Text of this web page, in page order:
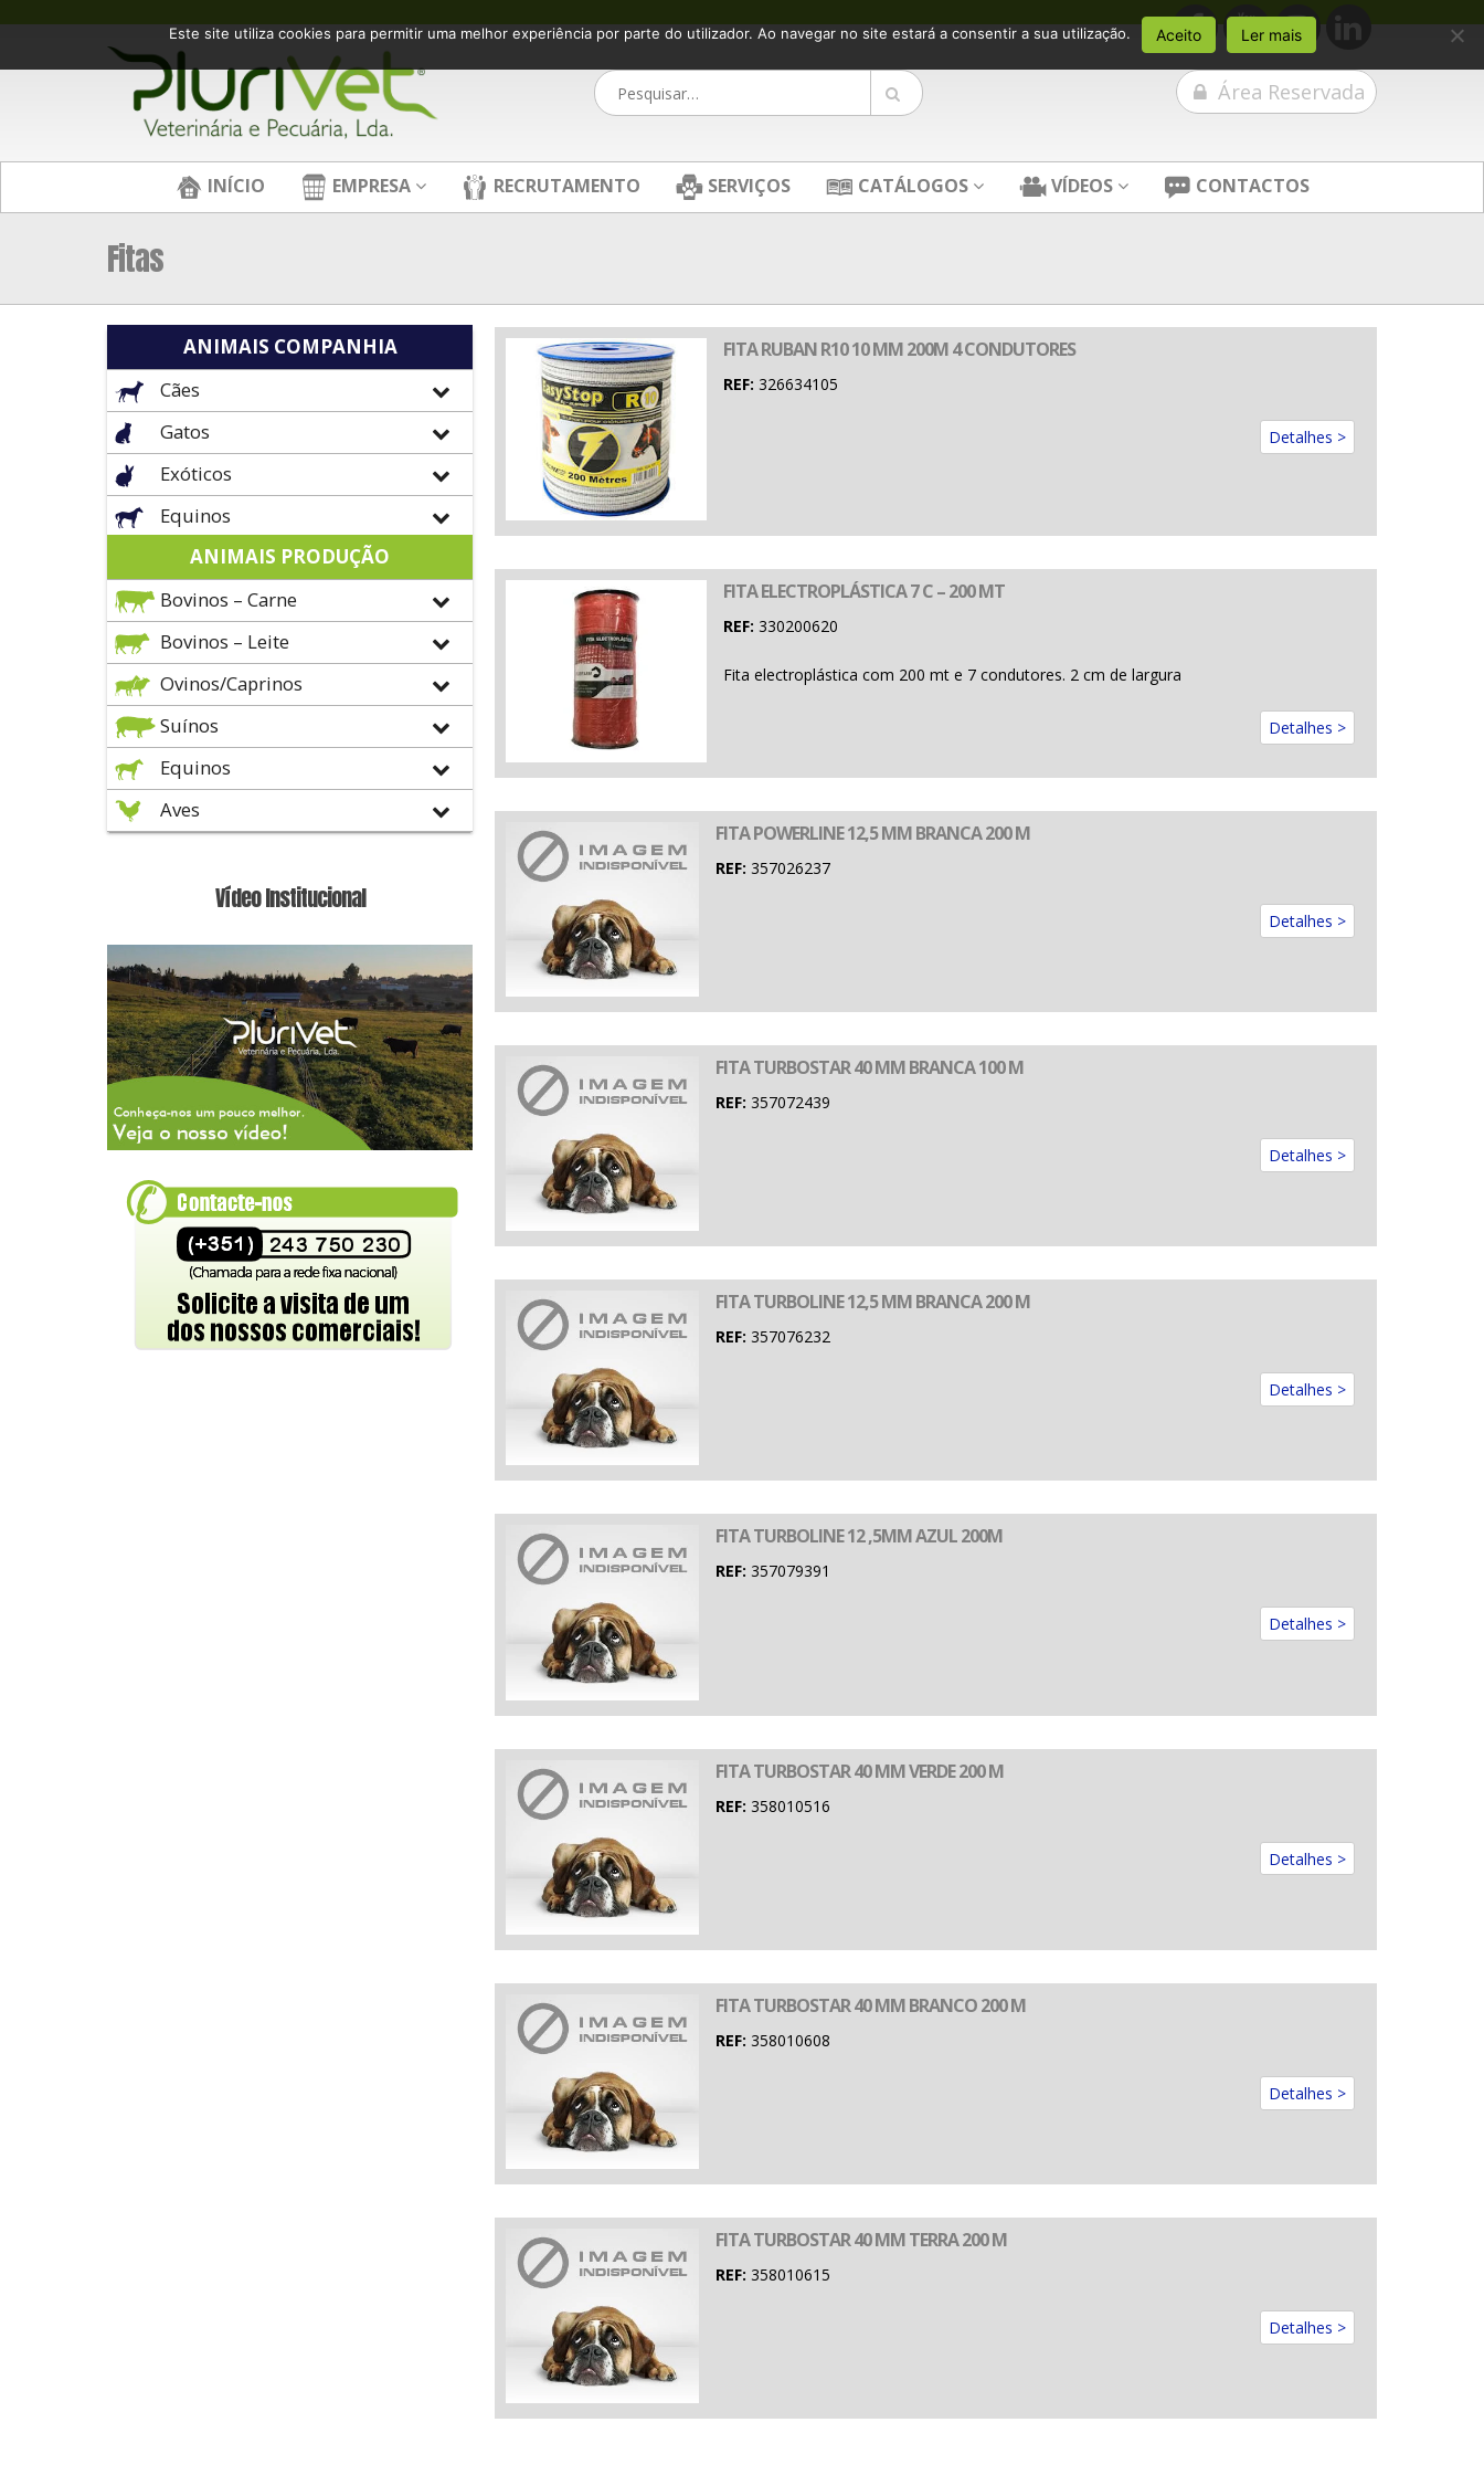
Área Reservada
INÍCIO EMPRESA RECRUTAMENTO SERVIÇOS CATÁLOGOS VÍDEOS CONTACTOS
Fitas
FITA RUBAN R10 10 MM 200M 4 CONDUTORES
REF: 326634105
Detalhes >
FITA ELECTROPLÁSTICA 7 C – 200 MT
REF: 330200620
Fita electroplástica com 200 mt e 7 condutores. 2 cm de largura
Detalhes >
FITA POWERLINE 12,5 MM BRANCA 200 M
REF: 357026237
Detalhes >
FITA TURBOSTAR 40 MM BRANCA 100 M
REF: 357072439
Detalhes >
FITA TURBOLINE 12,5 MM BRANCA 200 M
REF: 357076232
Detalhes >
FITA TURBOLINE 12 ,5MM AZUL 200M
REF: 357079391
Detalhes >
FITA TURBOSTAR 40 MM VERDE 200 M
REF: 358010516
Detalhes >
FITA TURBOSTAR 40 MM BRANCO 200 M
REF: 358010608
Detalhes >
FITA TURBOSTAR 40 MM TERRA 200 M
REF: 358010615
Detalhes >
ANIMAIS COMPANHIA
Cães
Gatos
Exóticos
Equinos
ANIMAIS PRODUÇÃO
Bovinos – Carne
Bovinos – Leite
Ovinos/Caprinos
Suínos
Equinos
Aves
Vídeo Institucional
Este site utiliza cookies para permitir uma melhor experiência por parte do utilizador. Ao navegar no site estará a consentir a sua utilização. Aceito Ler mais